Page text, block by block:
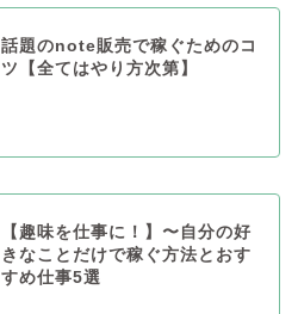
話題のnote販売で稼ぐためのコ
ツ【全てはやり方次第】
【趣味を仕事に！】〜自分の好
きなことだけで稼ぐ方法とおす
すめ仕事5選